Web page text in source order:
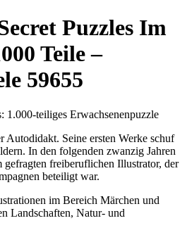
Puzzles Im
Teile –
59655
1.000-teiliges Erwachsenenpuzzle
Autodidakt. Seine ersten Werke schuf
In den folgenden zwanzig Jahren
gefragten freiberuflichen Illustrator, der
beteiligt war.
im Bereich Märchen und
Landschaften, Natur- und